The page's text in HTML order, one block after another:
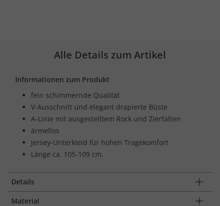
Alle Details zum Artikel
Informationen zum Produkt
fein schimmernde Qualität
V-Ausschnitt und elegant drapierte Büste
A-Linie mit ausgestelltem Rock und Zierfalten
ärmellos
Jersey-Unterkleid für hohen Tragekomfort
Länge ca. 105-109 cm.
Details
Material